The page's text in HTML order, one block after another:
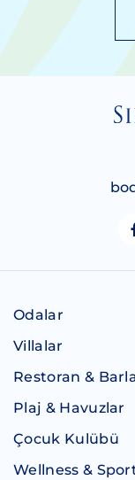
Odalar
Villalar
Restoran &
Plaj & Havuzlar
Çocuk Kulübü
Wellness &